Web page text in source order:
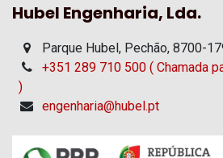
Hubel Engenharia, Lda.
Parque Hubel, Pechão, 8700-
+351 289 710 500 ( Chamada
)
engenharia@hubel.pt